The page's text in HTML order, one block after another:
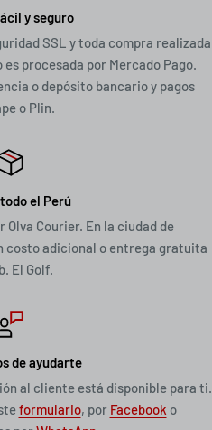
y seguro
SSL y toda compra realizada
procesada por Mercado Pago.
o depósito bancario y pagos
o Plin.
el Perú
Olva Courier. En la ciudad de
costo adicional o entrega gratuita
El Golf.
de ayudarte
al cliente está disponible para ti.
formulario, por Facebook o